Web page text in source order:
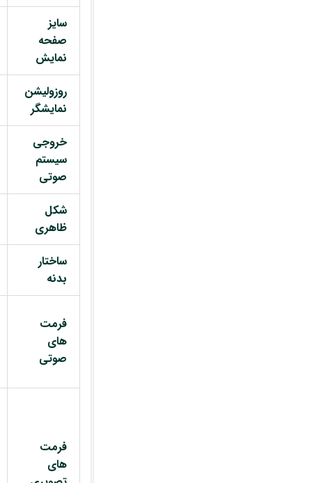
سایز
صفحه
نمایش
روزولیشن
نمایشگر
خروجی
سیستم
صوتی
شکل
ظاهری
ساختار
بدنه
فرمت
های
صوتی
فرمت
های